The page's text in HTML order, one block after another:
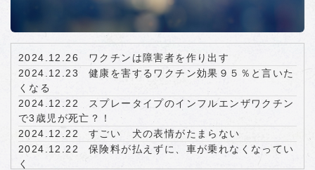
2024.12.26
ワクチンは障害者を作り出す
2024.12.23
健康を害するワクチン効果９５％と言いた
くなる
2024.12.22
スプレータイプのインフルエンザワクチン
で3歳児が死亡？！
2024.12.22
すごい 犬の表情がたまらない
2024.12.22
保険料が払えずに、車が乗れなくなってい
く